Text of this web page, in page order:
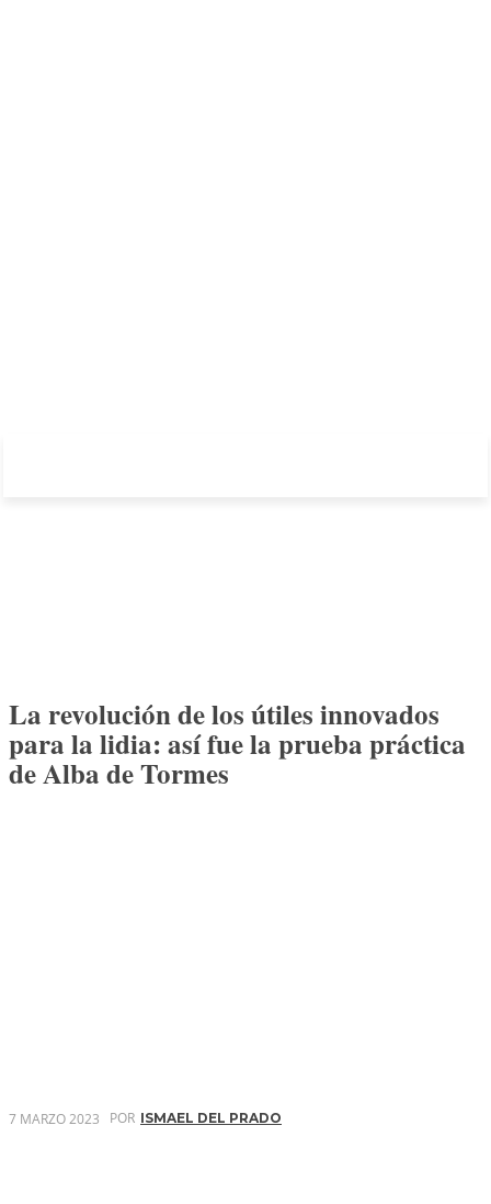
La revolución de los útiles innovados
para la lidia: así fue la prueba práctica
de Alba de Tormes
7 MARZO 2023 POR ISMAEL DEL PRADO